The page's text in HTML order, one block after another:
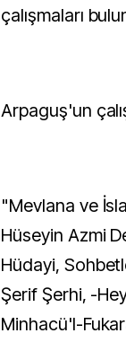
çalışmaları
Arpaguş'un
"Mevlana ve
Hüseyin Azmi
Hüdayi,
Şerif Şerhi, -
Minhacü'l-